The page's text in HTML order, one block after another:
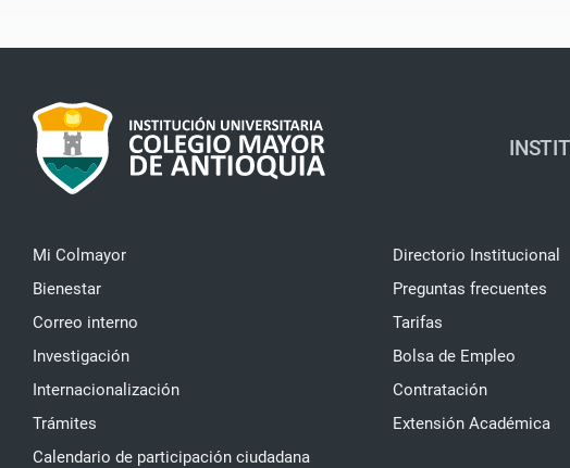
Mi Colmayor
Bienestar
Correo interno
Investigación
Internacionalización
Trámites
Calendario de participación ciudadana
Directorio Institucional
Preguntas frecuentes
Tarifas
Bolsa de Empleo
Contratación
Extensión Académica